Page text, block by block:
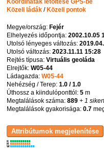
Koordináták letöltése GPS-be
Közeli ládák / Közeli pontok
Megye/ország: Fejér
Elhelyezés időpontja:2002.10.05
Utolsó lényeges változás:
Utolsó változás:2023.11.11 15:28
Rejtés típusa:Virtuális geoláda
Elrejtők:W05-44
Ládagazda:W05-44
Nehézség / Terep:1.0 / 1.0
Úthossz a kiindulóponttól:5 m
Megtalálások száma:889 + 1
Megtalálások gyakorisága:0.7
K
R
W